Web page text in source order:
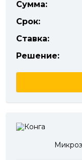
Сумма:
Срок:
Ставка:
Решение: